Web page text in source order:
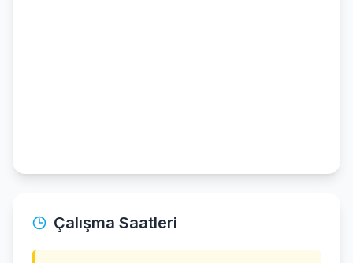
Çalışma Saatleri